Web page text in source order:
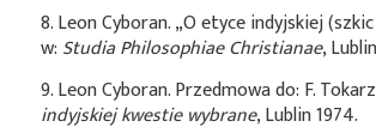
8. Leon Cyboran. „O etyce indyjskiej
w: Studia Philosophiae Christianae,
9. Leon Cyboran. Przedmowa do: F.
indyjskiej kwestie wybrane, Lublin 1974.